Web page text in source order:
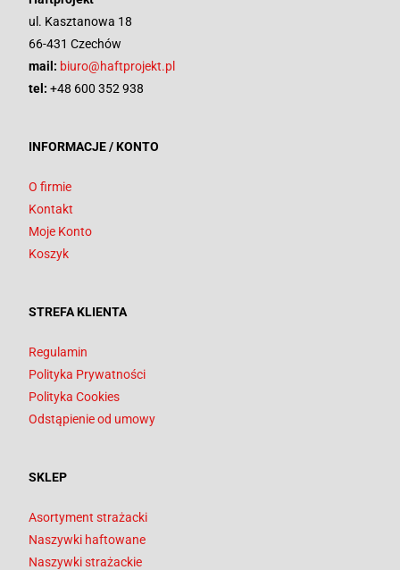
ul. Kasztanowa 18
66-431 Czechów
mail: biuro@haftprojekt.pl
tel: +48 600 352 938
INFORMACJE / KONTO
O firmie
Kontakt
Moje Konto
Koszyk
STREFA KLIENTA
Regulamin
Polityka Prywatności
Polityka Cookies
Odstąpienie od umowy
SKLEP
Asortyment strażacki
Naszywki haftowane
Naszywki strażackie